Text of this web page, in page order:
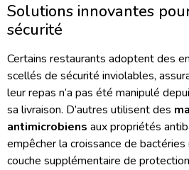
Solutions innovantes
sécurité
Certains restaurants adoptent des
scellés de sécurité inviolables,
leur repas n’a pas été manipulé
sa livraison. D’autres utilisent des
antimicrobiens aux propriétés
empêcher la croissance de
couche supplémentaire de